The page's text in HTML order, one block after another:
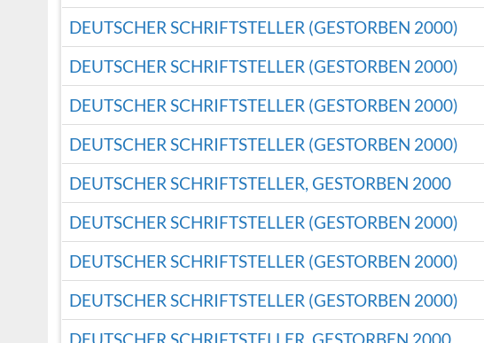
DEUTSCHER SCHRIFTSTELLER (GESTORBEN 2000)
DEUTSCHER SCHRIFTSTELLER (GESTORBEN 2000)
DEUTSCHER SCHRIFTSTELLER (GESTORBEN 2000)
DEUTSCHER SCHRIFTSTELLER (GESTORBEN 2000)
DEUTSCHER SCHRIFTSTELLER, GESTORBEN 2000
DEUTSCHER SCHRIFTSTELLER (GESTORBEN 2000)
DEUTSCHER SCHRIFTSTELLER (GESTORBEN 2000)
DEUTSCHER SCHRIFTSTELLER (GESTORBEN 2000)